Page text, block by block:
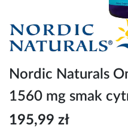
Przejdź
na
początek
Nordic Naturals
1560 mg smak
195,99 zł